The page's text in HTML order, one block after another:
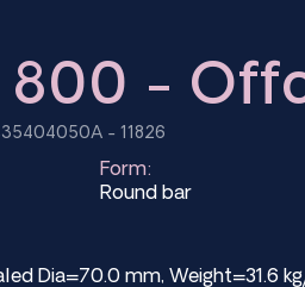
800 -
- 11826
Form:
Round bar
Dia=70.0 mm, Weight=31.6